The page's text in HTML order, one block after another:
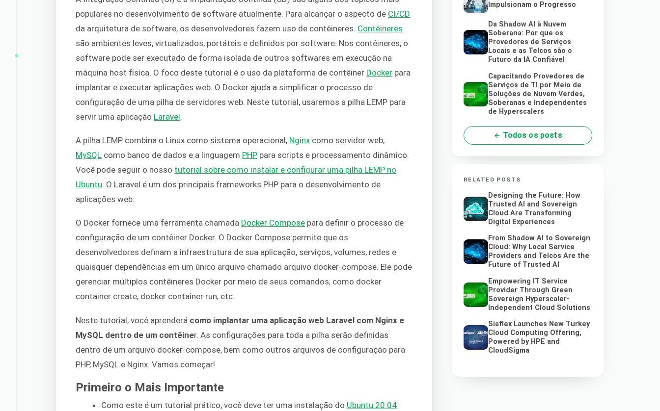
populares no desenvolvimento de software atualmente. Para alcançar o aspecto de CI/CD
da arquitetura de software, os desenvolvedores fazem uso de contêineres. Contêineres
são ambientes leves, virtualizados, portáteis e definidos por software. Nos contêineres, o
software pode ser executado de forma isolada de outros softwares em execução na
máquina host física. O foco deste tutorial é o uso da plataforma de contêiner Docker para
implantar e executar aplicações web. O Docker ajuda a simplificar o processo de
configuração de uma pilha de servidores web. Neste tutorial, usaremos a pilha LEMP para
servir uma aplicação Laravel
A pilha LEMP combina o Linux como sistema operacional, Nginx como servidor web,
MySQL como banco de dados e a linguagem PHP para scripts e processamento dinâmico.
Você pode seguir o nosso tutorial sobre como instalar e configurar uma pilha LEMP no
Ubuntu . O Laravel é um dos principais frameworks PHP para o desenvolvimento de
aplicações web.
O Docker fornece uma ferramenta chamada Docker Compose para definir o processo de
configuração de um contêiner Docker. O Docker Compose permite que os
desenvolvedores definam a infraestrutura de sua aplicação, serviços, volumes, redes e
quaisquer dependências em um único arquivo chamado arquivo docker-compose. Ele pode
gerenciar múltiplos contêineres Docker por meio de seus comandos, como docker
container create, docker container run, etc.
Neste tutorial, você aprenderá como implantar uma aplicação web Laravel com Nginx e
MySQL dentro de um contêiner. As configurações para toda a pilha serão definidas
dentro de um arquivo docker-compose, bem como outros arquivos de configuração para
PHP, MySQL e Nginx. Vamos começar!
Primeiro o Mais Importante
Como este é um tutorial prático, você deve ter uma instalação do Ubuntu 20.04
Impulsionam o Progresso
Da Shadow AI à Nuvem
Soberana: Por que os
Provedores de Serviços
Locais e as Telcos são o
Futuro da IA Confiável
Capacitando Provedores de
Serviços de TI por Meio de
Soluções de Nuvem Verdes,
Soberanas e Independentes
de Hyperscalers
Todos os posts
RELATED POSTS
Designing the Future: How
Trusted AI and Sovereign
Cloud Are Transforming
Digital Experiences
From Shadow AI to Sovereign
Cloud: Why Local Service
Providers and Telcos Are the
Future of Trusted AI
Empowering IT Service
Provider Through Green
Sovereign Hyperscaler-
Independent Cloud Solutions
Siaflex Launches New Turkey
Cloud Computing Offering,
Powered by HPE and
CloudSigma